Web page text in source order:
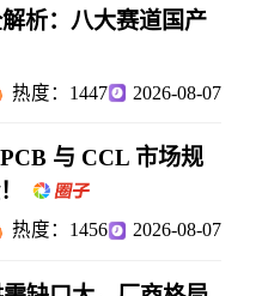
析：八大赛道国产
热度：1447 2026-08-07
与 CCL 市场规
热度：1456 2026-08-07